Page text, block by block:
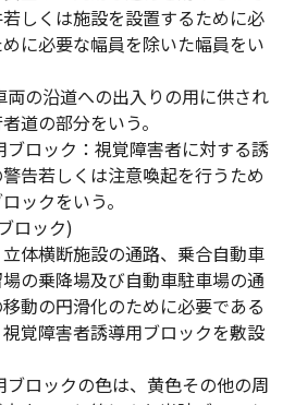
しくは施設を設置するために必
に必要な幅員を除いた幅員をい
の沿道への出入りの用に供され
道の部分をいう。
ロック：視覚障害者に対する誘
告若しくは注意喚起を行うため
ックをいう。
ロック)
体横断施設の通路、乗合自動車
の乗降場及び自動車駐車場の通
動の円滑化のために必要である
覚障害者誘導用ブロックを敷設
ロックの色は、黄色その他の周